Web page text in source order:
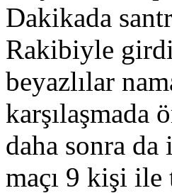
Dakikada
Rakibiyle
beyazlılar
karşılaşmada
daha sonra
maçı 9 kişi ile